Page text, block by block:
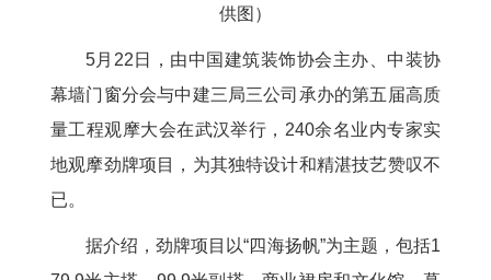
供图）
5月22日，由中国建筑装饰协会主办、中装协
幕墙门窗分会与中建三局三公司承办的第五届高质
量工程观摩大会在武汉举行，240余名业内专家实
地观摩劲牌项目，为其独特设计和精湛技艺赞叹不
已。
据介绍，劲牌项目以“四海扬帆”为主题，包括1